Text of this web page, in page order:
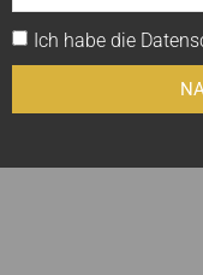
Ich habe die